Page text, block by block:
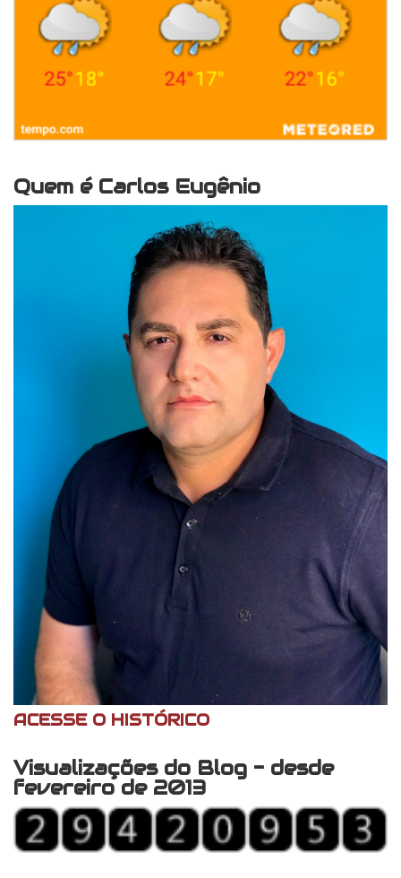
Quem é Carlos Eugênio
ACESSE O HISTÓRICO
Visualizações do Blog - desde
fevereiro de 2013